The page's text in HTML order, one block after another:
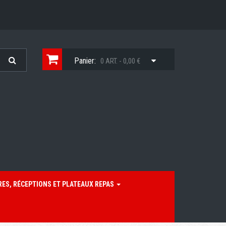
Panier: 0 ART. - 0,00 €
RÉCEPTIONS ET PLATEAUX REPAS